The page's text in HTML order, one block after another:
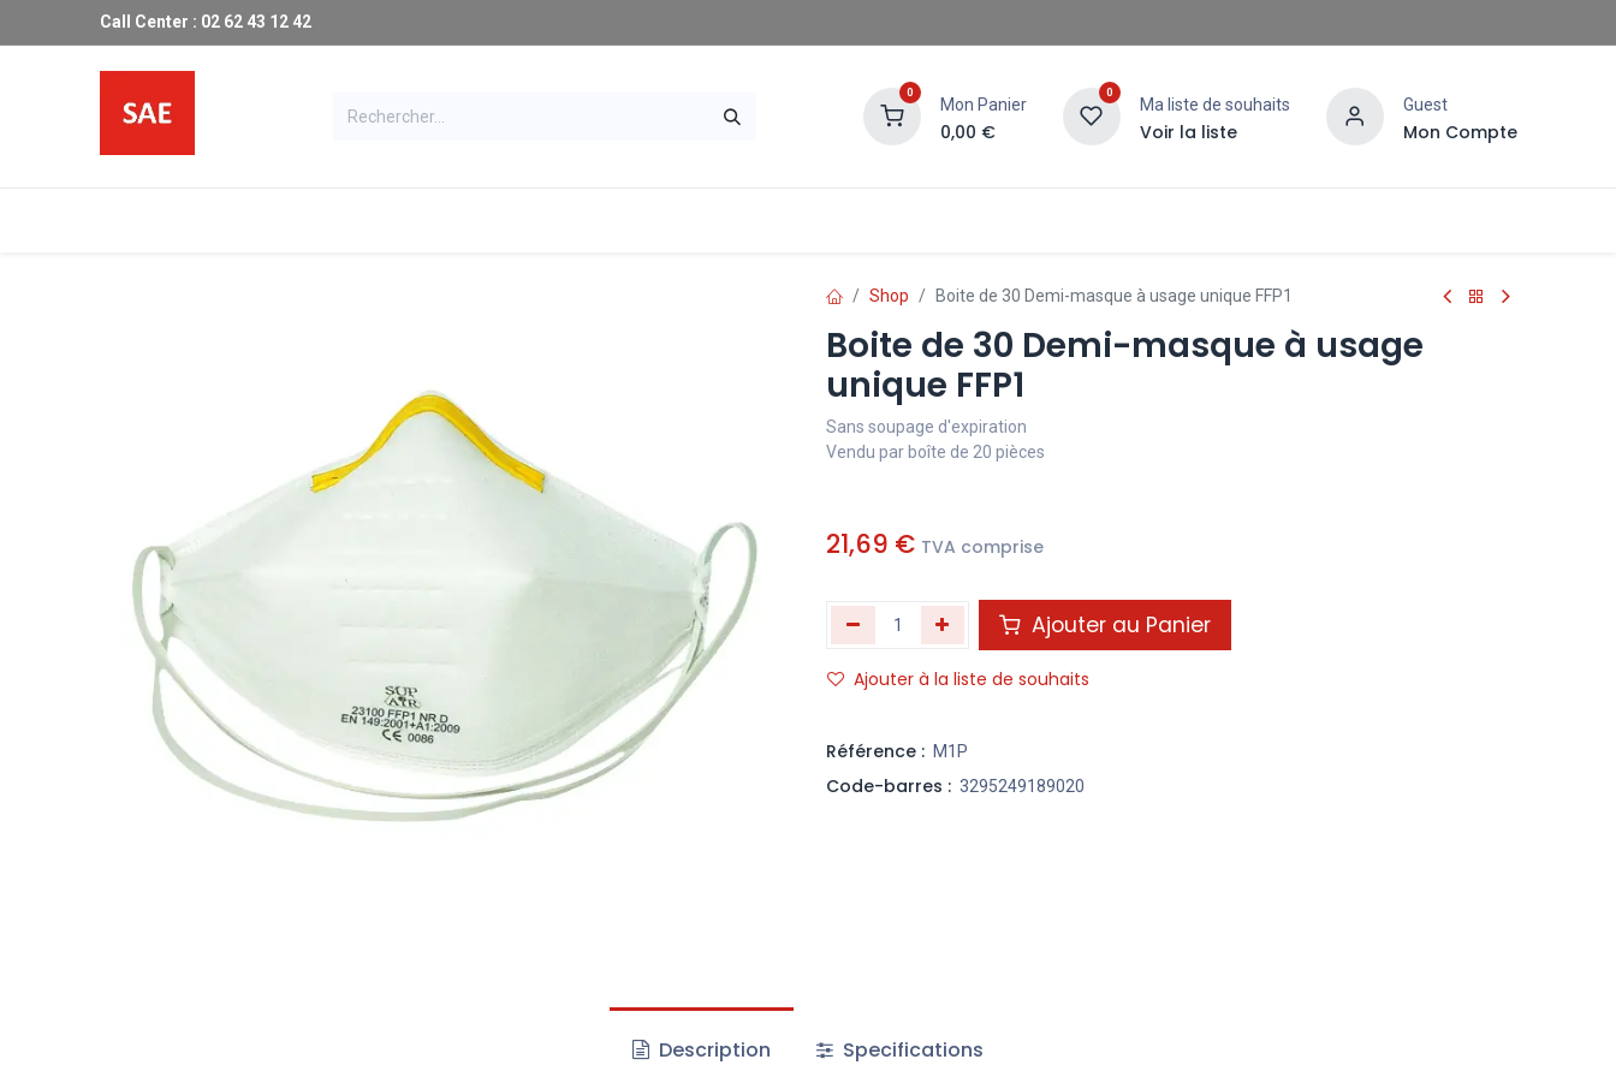
Call Center : 02 62 43 12 42
0
Mon Panier
0,00 €
0
Ma liste de souhaits
Voir la liste
Guest
Mon Compte
Shop Boite de 30 Demi-masque à usage unique FFP1
Boite de 30 Demi-masque à usage
unique FFP1
Sans soupage d'expiration
Vendu par boîte de 20 pièces
21,69 € TVA comprise
Ajouter au Panier
Ajouter à la liste de souhaits
Référence : M1P
Code-barres : 3295249189020
Description Specifications